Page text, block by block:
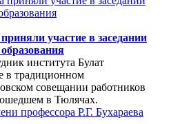
участие в заседании
института Булат
в традиционном
совещании работников
в Тюлячах.